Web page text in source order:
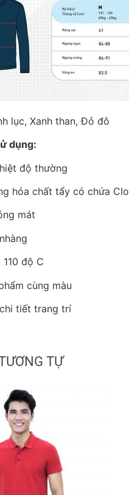
lục, Xanh than, Đỏ đô
dụng:
độ thường
hóa chất tẩy có chứa Clo
mát
độ C
cùng màu
tiết trang trí
TỰ